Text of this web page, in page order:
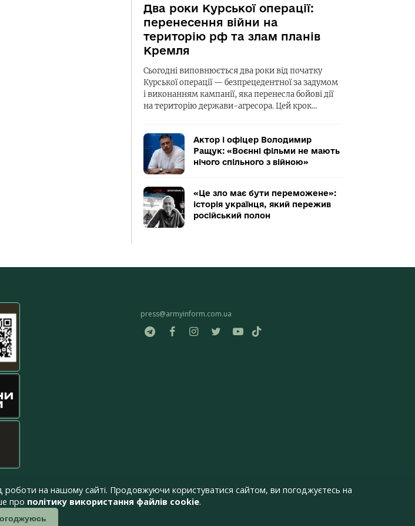
Два роки Курської операції:
перенесення війни на
територію рф та злам планів
Кремля
Сьогодні виповнюється два роки від початку
Курської операції — безпрецедентної за задумом
і виконанням кампанії, яка перенесла бойові дії
на територію держави-агресора. Цей крок…
Актор і офіцер Володимир
Ращук: «Воєнні фільми не мають
нічого спільного з війною»
«Це зло має бути переможене»:
історія українця, який пережив
російський полон
press@armyinform.com.ua
на нашому сайті. Продовжуючи користуватися сайтом, ви погоджуєтесь на
про політику використання файлів cookie.